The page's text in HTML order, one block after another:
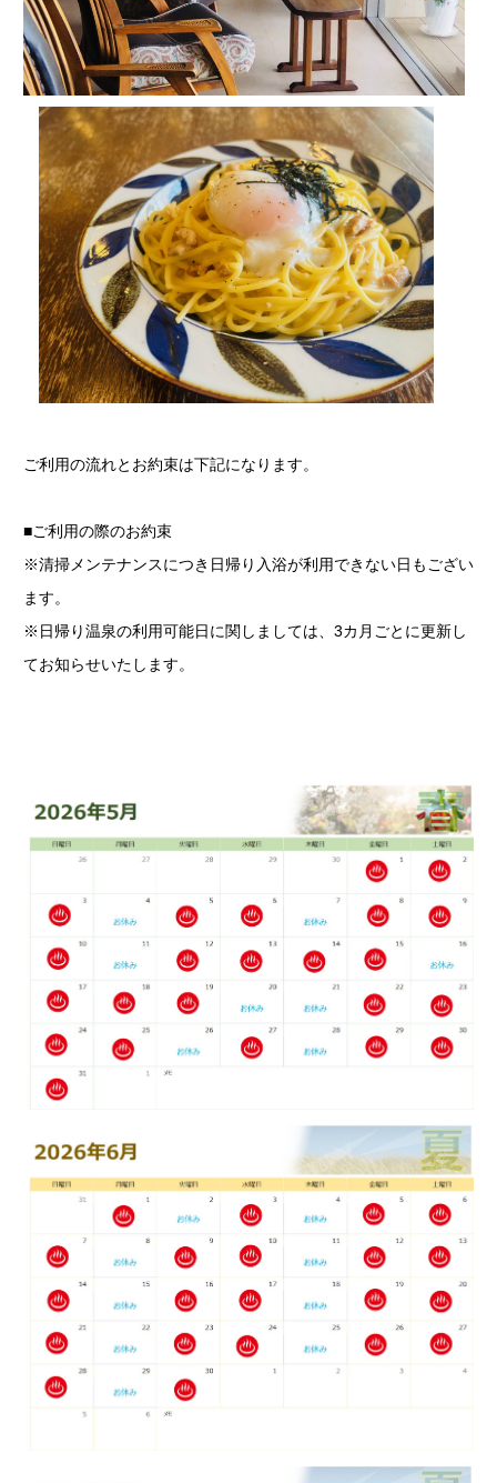
ご利用の流れとお約束は下記になります。
■ご利用の際のお約束
※清掃メンテナンスにつき日帰り入浴が利用できない日もござい
ます。
※日帰り温泉の利用可能日に関しましては、3カ月ごとに更新し
てお知らせいたします。